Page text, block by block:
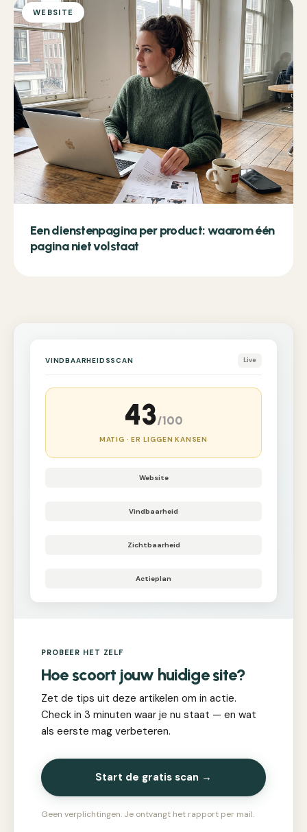
WEBSITE
Een dienstenpagina per product: waarom één
pagina niet volstaat
VINDBAARHEIDSSCAN Live
43/100
MATIG · ER LIGGEN KANSEN
Website
Vindbaarheid
Zichtbaarheid
Actieplan
PROBEER HET ZELF
Hoe scoort jouw huidige site?
Zet de tips uit deze artikelen om in actie.
Check in 3 minuten waar je nu staat — en wat
als eerste mag verbeteren.
Start de gratis scan →
Geen verplichtingen. Je ontvangt het rapport per mail.